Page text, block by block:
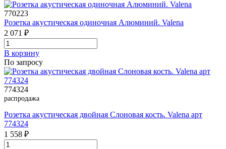
770223
Розетка акустическая одиночная Алюминий. Valena
2 071 ₽
В корзинy
По запросу
774324
распродажа
Розетка акустическая двойная Слоновая кость. Valena арт
774324
1 558 ₽